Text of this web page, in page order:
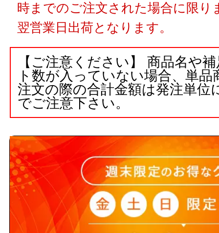
時までのご注文された場合に限り
翌営業日出荷となります。
【ご注意ください】 商品名や
ト数が入っていない場合、単
注文の際の合計金額は発注単位
でご注意下さい。
3,000円以上(税込)のご注文
５営業日出荷(メーカー手配品)